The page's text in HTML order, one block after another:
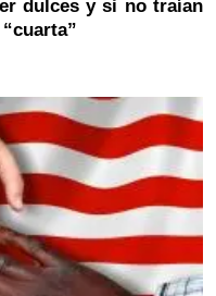
dulces y si no traían